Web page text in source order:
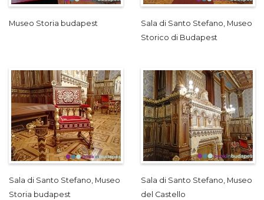
Museo Storia budapest
Sala di Santo Stefano, Museo
Storico di Budapest
Sala di Santo Stefano, Museo
Storia budapest
Sala di Santo Stefano, Museo
del Castello